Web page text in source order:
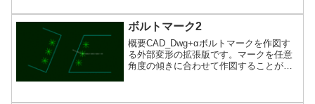
容を見るこの外部変形を利用するには、
「JGAWK」が必要です。
ボルトマーク2
概要CAD_Dwg+αボルトマークを作図す
る外部変形の拡張版です。マークを任意
角度の傾きに合わせて作図することがで